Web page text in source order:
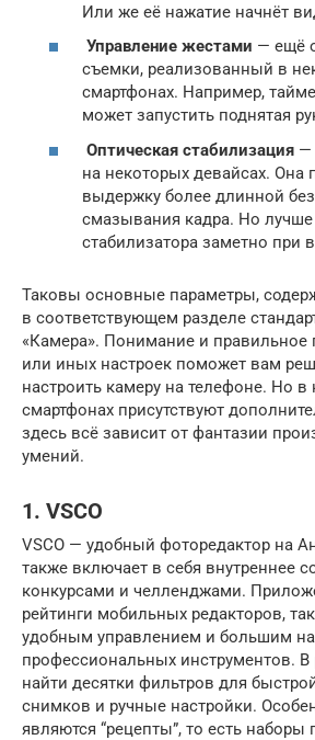
Или же её нажатие начнёт
Управление жестами — ещё
съемки, реализованный в
смартфонах. Например,
может запустить поднятая
Оптическая стабилизация —
на некоторых девайсах. Она
выдержку более длинной
смазывания кадра. Но лучше
стабилизатора заметно при
Таковы основные параметры,
в соответствующем разделе
«Камера». Понимание и правильное
или иных настроек поможет вам
настроить камеру на телефоне. Но в
смартфонах присутствуют
здесь всё зависит от фантазии
умений.
1. VSCO
VSCO — удобный фоторедактор на
также включает в себя внутреннее
конкурсами и челленджами.
рейтинги мобильных редакторов,
удобным управлением и большим
профессиональных инструментов.
найти десятки фильтров для
снимков и ручные настройки.
являются “рецепты”, то есть наборы